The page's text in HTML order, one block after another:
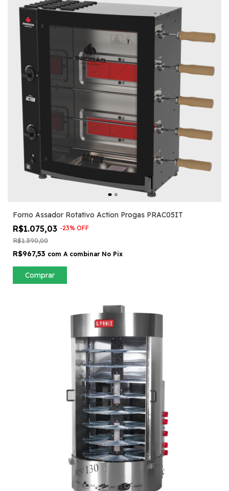
Forno Assador Rotativo Action Progas PRAC05IT
R$1.075,03 -23% OFF
R$1.390,00
R$967,53 com A combinar No Pix
Comprar